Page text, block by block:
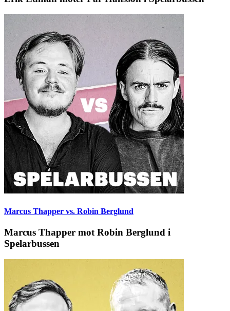
Marcus Thapper vs. Robin Berglund
Marcus Thapper mot Robin Berglund i
Spelarbussen